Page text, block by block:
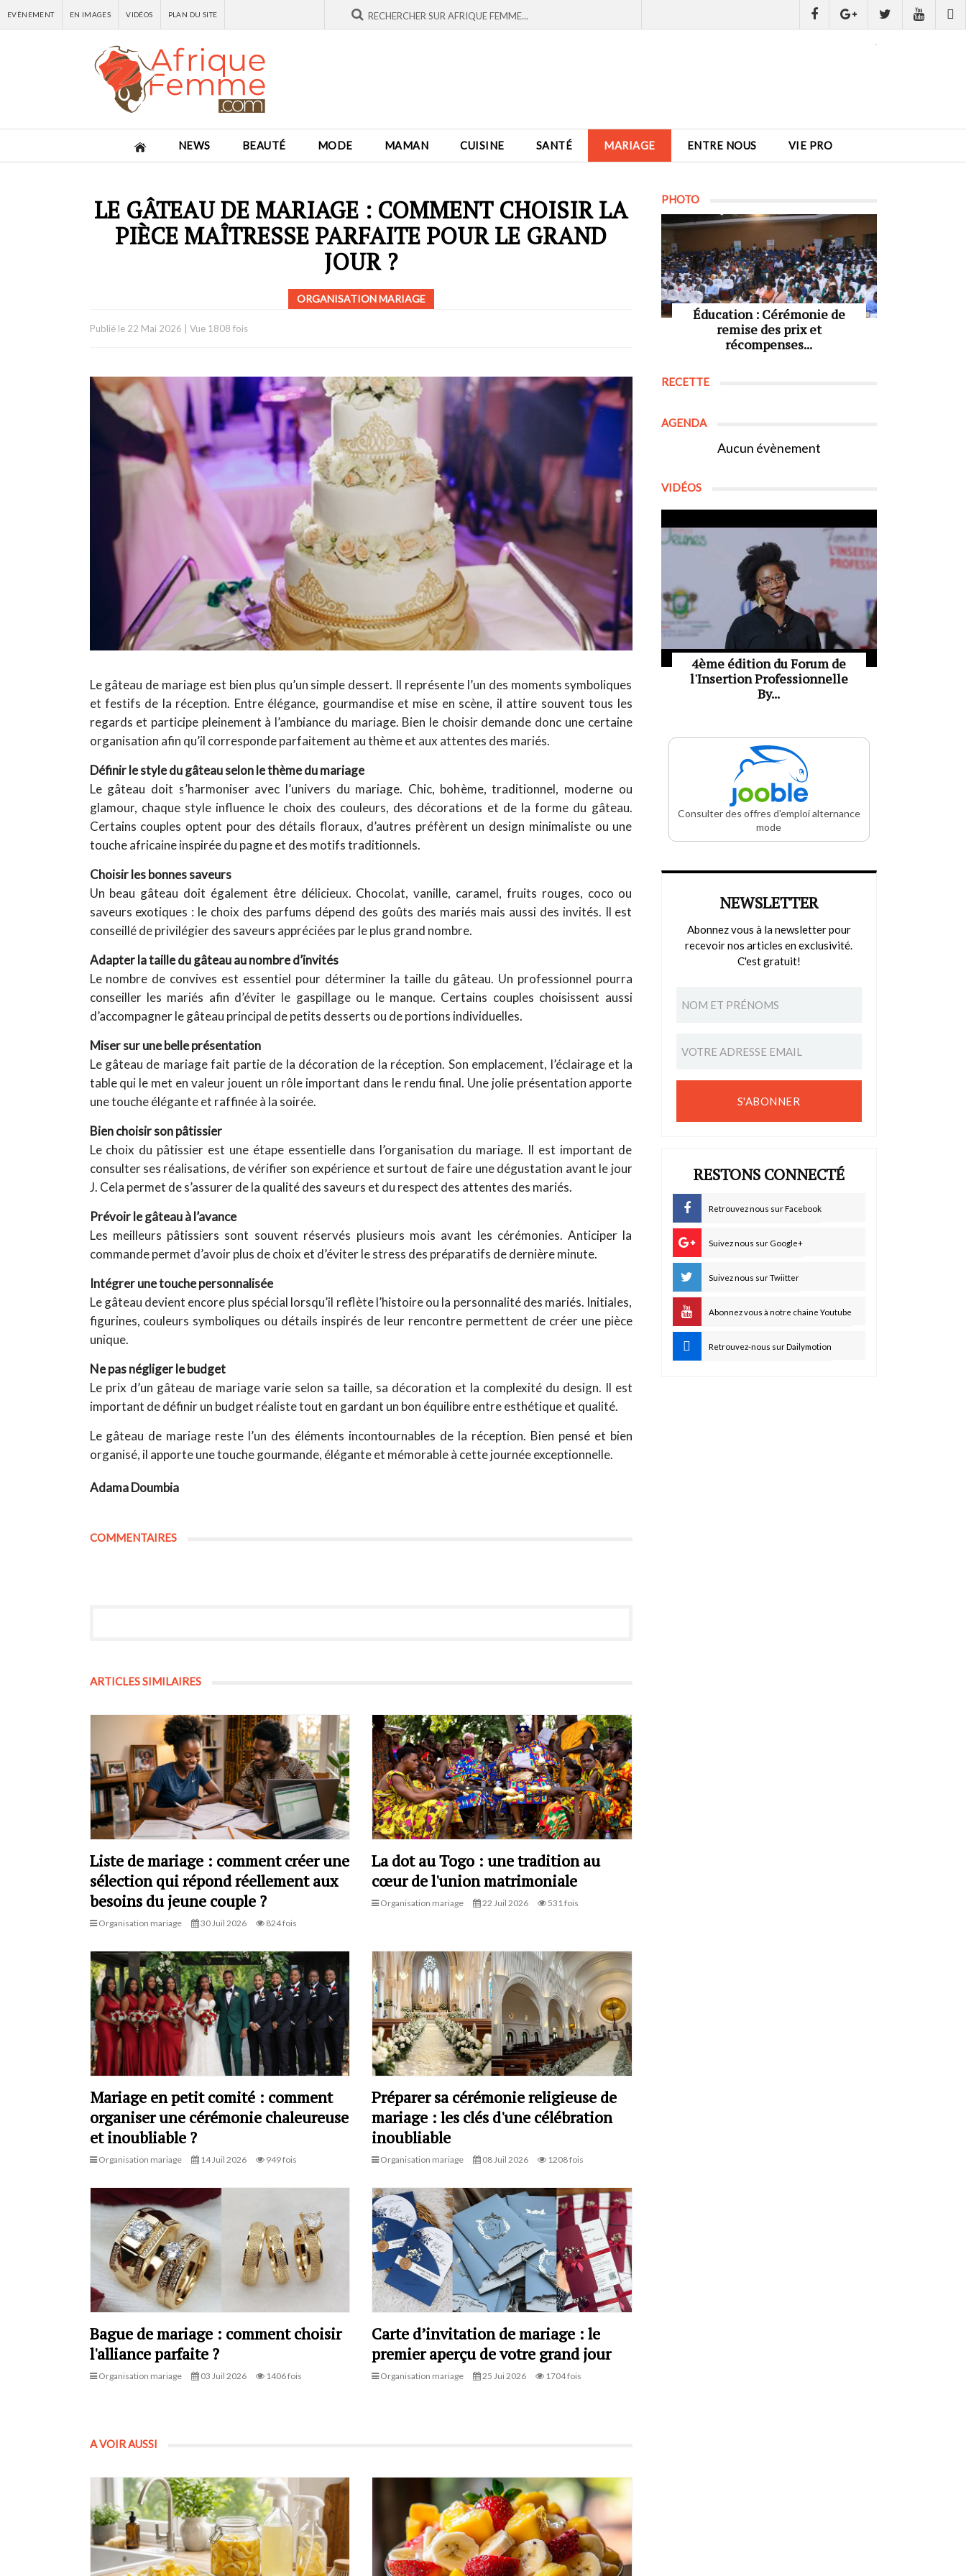
EVÈNEMENT EN IMAGES VIDÉOS PLAN DU SITE
NEWS BEAUTÉ MODE MAMAN CUISINE SANTÉ MARIAGE ENTRE NOUS VIE PRO
LE GÂTEAU DE MARIAGE : COMMENT CHOISIR LA
PIÈCE MAÎTRESSE PARFAITE POUR LE GRAND
JOUR ?
ORGANISATION MARIAGE
Publié le 22 Mai 2026 Vue 1808 fois
Le gâteau de mariage est bien plus qu’un simple dessert. Il représente l’un des moments symboliques
et festifs de la réception. Entre élégance, gourmandise et mise en scène, il attire souvent tous les
regards et participe pleinement à l’ambiance du mariage. Bien le choisir demande donc une certaine
organisation afin qu’il corresponde parfaitement au thème et aux attentes des mariés.
Définir le style du gâteau selon le thème du mariage
Le gâteau doit s’harmoniser avec l’univers du mariage. Chic, bohème, traditionnel, moderne ou
glamour, chaque style influence le choix des couleurs, des décorations et de la forme du gâteau.
Certains couples optent pour des détails floraux, d’autres préfèrent un design minimaliste ou une
touche africaine inspirée du pagne et des motifs traditionnels.
Choisir les bonnes saveurs
Un beau gâteau doit également être délicieux. Chocolat, vanille, caramel, fruits rouges, coco ou
saveurs exotiques : le choix des parfums dépend des goûts des mariés mais aussi des invités. Il est
conseillé de privilégier des saveurs appréciées par le plus grand nombre.
Adapter la taille du gâteau au nombre d’invités
Le nombre de convives est essentiel pour déterminer la taille du gâteau. Un professionnel pourra
conseiller les mariés afin d’éviter le gaspillage ou le manque. Certains couples choisissent aussi
d’accompagner le gâteau principal de petits desserts ou de portions individuelles.
Miser sur une belle présentation
Le gâteau de mariage fait partie de la décoration de la réception. Son emplacement, l’éclairage et la
table qui le met en valeur jouent un rôle important dans le rendu final. Une jolie présentation apporte
une touche élégante et raffinée à la soirée.
Bien choisir son pâtissier
Le choix du pâtissier est une étape essentielle dans l’organisation du mariage. Il est important de
consulter ses réalisations, de vérifier son expérience et surtout de faire une dégustation avant le jour
J. Cela permet de s’assurer de la qualité des saveurs et du respect des attentes des mariés.
Prévoir le gâteau à l’avance
Les meilleurs pâtissiers sont souvent réservés plusieurs mois avant les cérémonies. Anticiper la
commande permet d’avoir plus de choix et d’éviter le stress des préparatifs de dernière minute.
Intégrer une touche personnalisée
Le gâteau devient encore plus spécial lorsqu’il reflète l’histoire ou la personnalité des mariés. Initiales,
figurines, couleurs symboliques ou détails inspirés de leur rencontre permettent de créer une pièce
unique.
Ne pas négliger le budget
Le prix d’un gâteau de mariage varie selon sa taille, sa décoration et la complexité du design. Il est
important de définir un budget réaliste tout en gardant un bon équilibre entre esthétique et qualité.
Le gâteau de mariage reste l’un des éléments incontournables de la réception. Bien pensé et bien
organisé, il apporte une touche gourmande, élégante et mémorable à cette journée exceptionnelle.
Adama Doumbia
COMMENTAIRES
ARTICLES SIMILAIRES
Liste de mariage : comment créer une
sélection qui répond réellement aux
besoins du jeune couple ?
Organisation mariage 30 Juil 2026 824 fois
La dot au Togo : une tradition au
cœur de l'union matrimoniale
Organisation mariage 22 Juil 2026 531 fois
Mariage en petit comité : comment
organiser une cérémonie chaleureuse
et inoubliable ?
Organisation mariage 14 Juil 2026 949 fois
Préparer sa cérémonie religieuse de
mariage : les clés d'une célébration
inoubliable
Organisation mariage 08 Juil 2026 1208 fois
Bague de mariage : comment choisir
l'alliance parfaite ?
Organisation mariage 03 Juil 2026 1406 fois
Carte d’invitation de mariage : le
premier aperçu de votre grand jour
Organisation mariage 25 Jui 2026 1704 fois
A VOIR AUSSI
PHOTO
Éducation : Cérémonie de
remise des prix et
récompenses...
RECETTE
AGENDA
Aucun évènement
VIDÉOS
4ème édition du Forum de
l'Insertion Professionnelle
By...
Consulter des offres d'emploi alternance
mode
NEWSLETTER
Abonnez vous à la newsletter pour
recevoir nos articles en exclusivité.
C'est gratuit!
S'ABONNER
RESTONS CONNECTÉ
Retrouvez nous sur Facebook
Suivez nous sur Google+
Suivez nous sur Twiitter
Abonnez vous à notre chaine Youtube
Retrouvez-nous sur Dailymotion